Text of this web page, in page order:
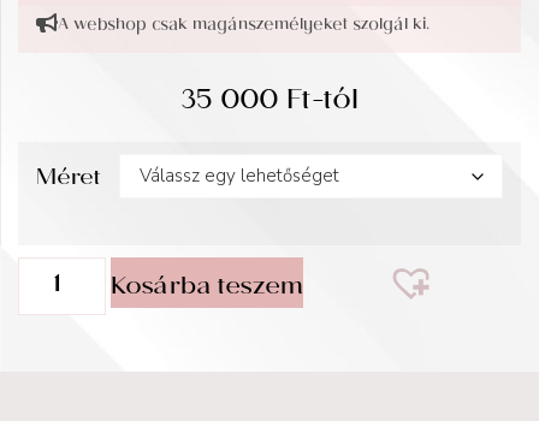
A webshop csak magánszemélyeket szolgál ki.
35 000Ft-tól
Méret
Kosárba teszem